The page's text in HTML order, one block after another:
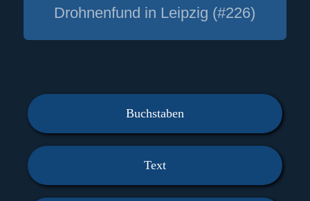
Drohnenfund in Leipzig (#226)
Buchstaben
Text